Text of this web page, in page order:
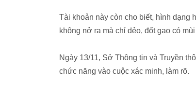
Tài khoản này còn cho biết, hình dạng
không nở ra mà chỉ dẻo, đốt gạo có
Ngày 13/11, Sở Thông tin và Truyền
chức năng vào cuộc xác minh, làm rõ.